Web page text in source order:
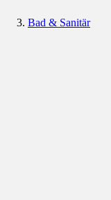
Bad & Sanitär